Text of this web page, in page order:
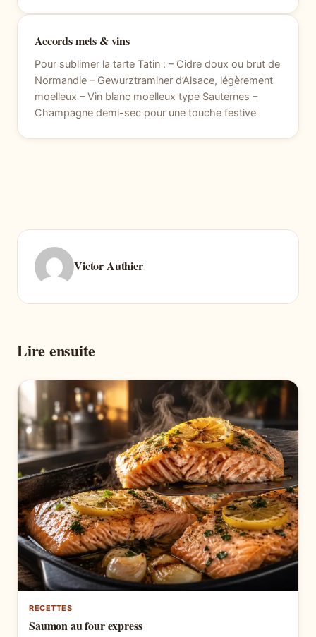
Accords mets & vins
Pour sublimer la tarte Tatin : – Cidre doux ou brut de
Normandie – Gewurztraminer d’Alsace, légèrement
moelleux – Vin blanc moelleux type Sauternes –
Champagne demi-sec pour une touche festive
Victor Authier
Lire ensuite
RECETTES
Saumon au four express